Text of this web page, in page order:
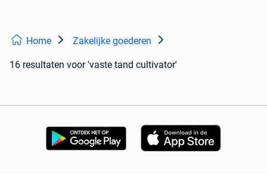
Home Zakelijke goederen
16 resultaten voor 'vaste tand cultivator'